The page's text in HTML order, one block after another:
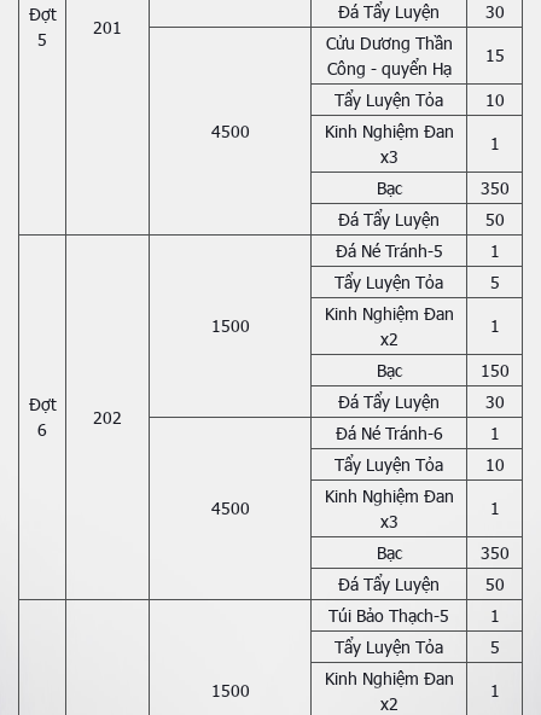
Đợt
5
201
Đá Tẩy Luyện
30
4500
Cửu Dương Thần
Công - quyển Hạ
15
Tẩy Luyện Tỏa
10
Kinh Nghiệm Đan
x3
1
Bạc
350
Đá Tẩy Luyện
50
Đợt
6
202
1500
Đá Né Tránh-5
1
Tẩy Luyện Tỏa
5
Kinh Nghiệm Đan
x2
1
Bạc
150
Đá Tẩy Luyện
30
4500
Đá Né Tránh-6
1
Tẩy Luyện Tỏa
10
Kinh Nghiệm Đan
x3
1
Bạc
350
Đá Tẩy Luyện
50
1500
Túi Bảo Thạch-5
1
Tẩy Luyện Tỏa
5
Kinh Nghiệm Đan
x2
1